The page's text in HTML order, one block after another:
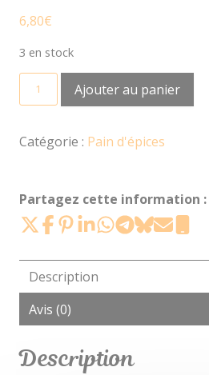
6,80€
3 en stock
quantité
de
d'épices
de
chocolat
(environ
Ajouter au panier
Catégorie : Pain d'épices
Partagez cette information :
Description
Avis (0)
Description